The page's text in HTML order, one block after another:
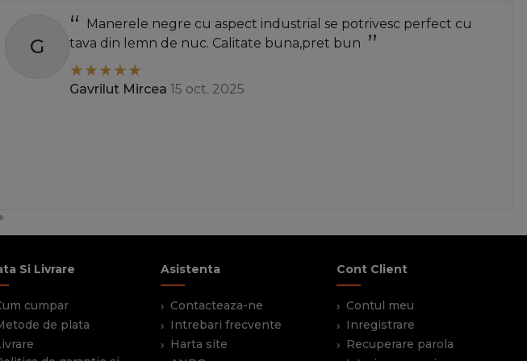
G
Manerele negre cu aspect industrial se potrivesc perfect cu
tava din lemn de nuc. Calitate buna,pret bun
Gavrilut Mircea 15 oct. 2025
Si Livrare
cumpar
de plata
Asistenta
Contacteaza-ne
Intrebari frecvente
Harta site
Cont Client
Contul meu
Inregistrare
Recuperare parola